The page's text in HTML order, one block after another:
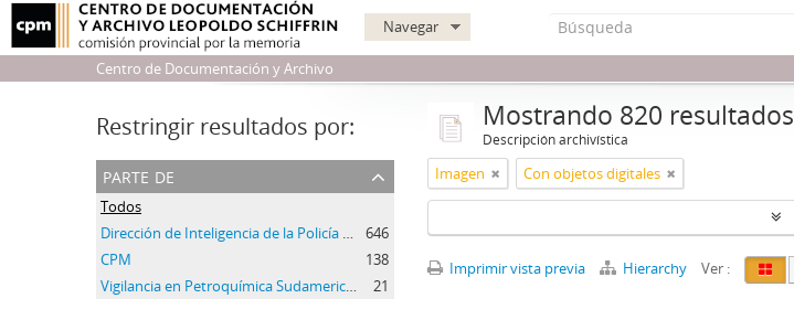
Navegar
Centro de Documentación y Archivo
Restringir resultados por:
parte de
Todos
Dirección de Inteligencia de la Policía de la Provincia de Buenos Aires
646
CPM
138
Vigilancia en Petroquímica Sudamericana
21
Mostrando 820 resultados
Descripción archivística
Imagen Con objetos digitales
Imprimir vista previa Hierarchy Ver :